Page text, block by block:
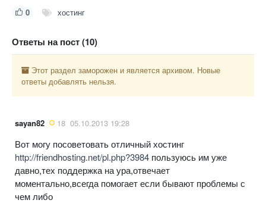
0 хостинг
Ответы на пост (10)
Этот раздел заморожен и является архивом. Новые
ответы добавлять нельзя.
sayan82 18 05.10.2013 19:28
Вот могу посоветовать отличный хостинг
http://friendhosting.net/pl.php?3984 пользуюсь им уже
давно,тех поддержка на ура,отвечает
моментально,всегда помогает если бывают проблемы с
чем либо